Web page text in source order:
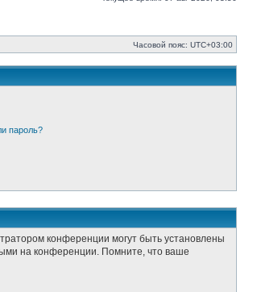
Часовой пояс: UTC+03:00
пароль?
конференции могут быть установлены
на конференции. Помните, что ваше